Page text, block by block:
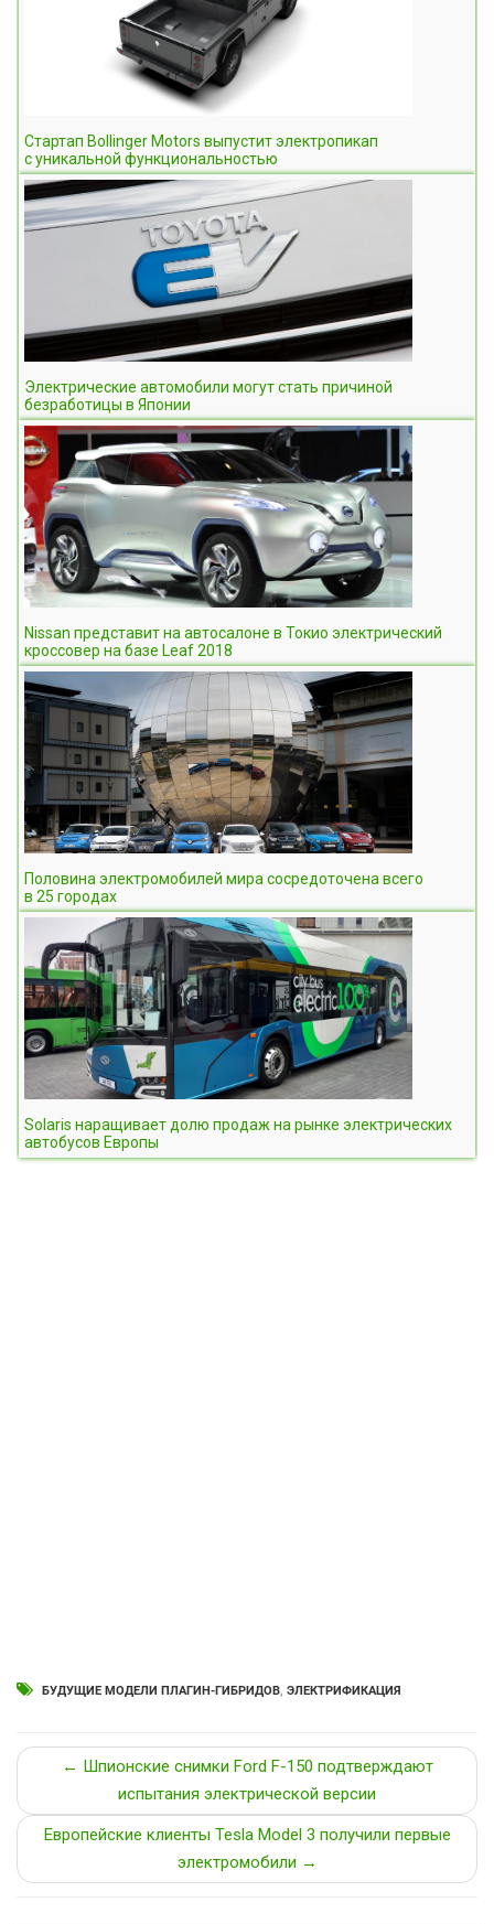
Стартап Bollinger Motors выпустит электропикап
с уникальной функциональностью
Электрические автомобили могут стать причиной
безработицы в Японии
Nissan представит на автосалоне в Токио электрический
кроссовер на базе Leaf 2018
Половина электромобилей мира сосредоточена всего
в 25 городах
Solaris наращивает долю продаж на рынке электрических
автобусов Европы
БУДУЩИЕ МОДЕЛИ ПЛАГИН-ГИБРИДОВ, ЭЛЕКТРИФИКАЦИЯ
← Шпионские снимки Ford F-150 подтверждают
испытания электрической версии
Европейские клиенты Tesla Model 3 получили первые
электромобили →